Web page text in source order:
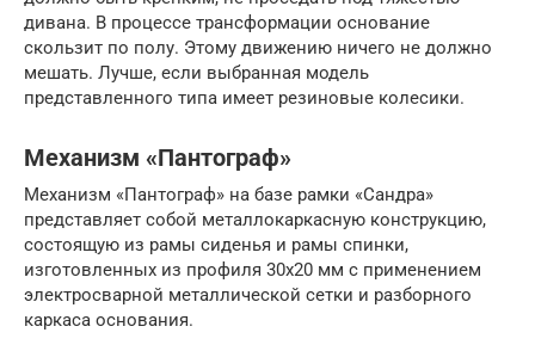
дивана. В процессе трансформации основание
скользит по полу. Этому движению ничего не должно
мешать. Лучше, если выбранная модель
представленного типа имеет резиновые колесики.
Механизм «Пантограф»
Механизм «Пантограф» на базе рамки «Сандра»
представляет собой металлокаркасную конструкцию,
состоящую из рамы сиденья и рамы спинки,
изготовленных из профиля 30х20 мм с применением
электросварной металлической сетки и разборного
каркаса основания.